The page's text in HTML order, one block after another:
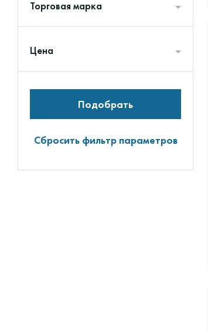
Торговая марка
Цена
Подобрать
Сбросить фильтр параметров